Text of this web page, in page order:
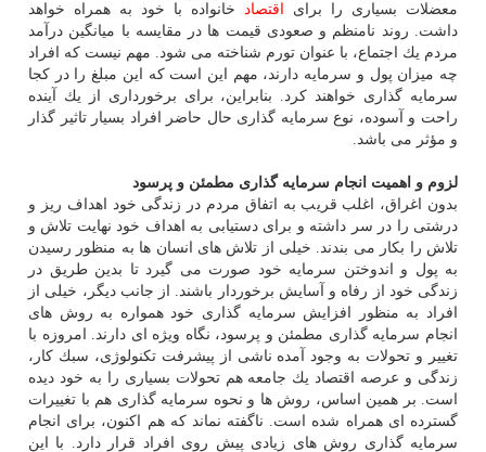
معضلات بسیاری را برای
اقتصاد خانواده با خود به همراه خواهد
داشت. روند نامنظم و صعودی قیمت ها در مقایسه با میانگین درآمد
مردم یك اجتماع، با عنوان تورم شناخته می شود. مهم نیست كه افراد
چه میزان پول و سرمایه دارند، مهم این است كه این مبلغ را در كجا
سرمایه گذاری خواهند كرد. بنابراین، برای برخورداری از یك آینده
راحت و آسوده، نوع سرمایه گذاری حال حاضر افراد بسیار تاثیر گذار
و مؤثر می باشد.
لزوم و اهمیت انجام سرمایه گذاری مطمئن و پرسود
بدون اغراق، اغلب قریب به اتفاق مردم در زندگی خود اهداف ریز و
درشتی را در سر داشته و برای دستیابی به اهداف خود نهایت تلاش و
تلاش را بكار می بندند. خیلی از تلاش های انسان ها به منظور رسیدن
به پول و اندوختن سرمایه خود صورت می گیرد تا بدین طریق در
زندگی خود از رفاه و آسایش برخوردار باشند. از جانب دیگر، خیلی از
افراد به منظور افزایش سرمایه گذاری خود همواره به روش های
انجام سرمایه گذاری مطمئن و پرسود، نگاه ویژه ای دارند. امروزه با
تغییر و تحولات به وجود آمده ناشی از پیشرفت تكنولوژی، سبك كار،
زندگی و عرصه اقتصاد یك جامعه هم تحولات بسیاری را به خود دیده
است. بر همین اساس، روش ها و نحوه سرمایه گذاری هم با تغییرات
گسترده ای همراه شده است. ناگفته نماند كه هم اكنون، برای انجام
سرمایه گذاری روش های زیادی پیش روی افراد قرار دارد. با این